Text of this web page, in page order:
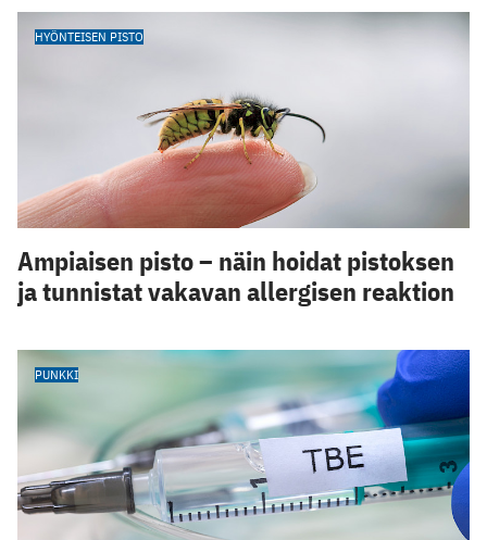
HYÖNTEISEN PISTO
Ampiaisen pisto – näin hoidat pistoksen
ja tunnistat vakavan allergisen reaktion
PUNKKI